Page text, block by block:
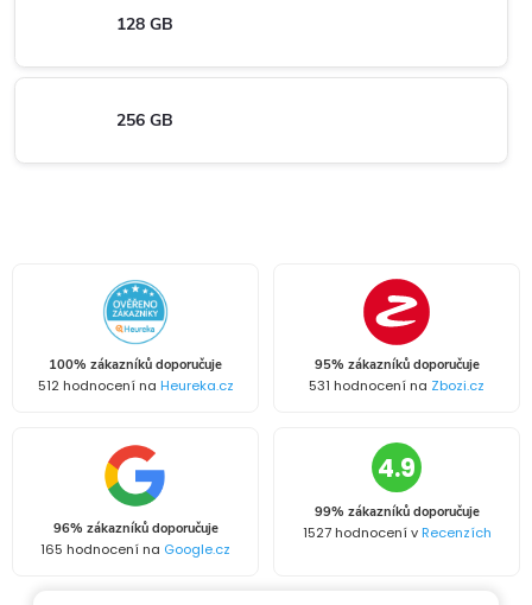
128 GB
256 GB
100% zákazníků doporučuje
512 hodnocení na Heureka.cz
95% zákazníků doporučuje
531 hodnocení na Zbozi.cz
96% zákazníků doporučuje
165 hodnocení na Google.cz
4.9
99% zákazníků doporučuje
1527 hodnocení vRecenzích